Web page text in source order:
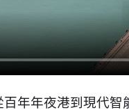
年年夜港到現代智